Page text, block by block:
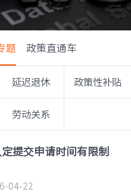
题 政策直通车
延迟退休 政策性补贴
劳动关系
提交申请时间有限制
04-22